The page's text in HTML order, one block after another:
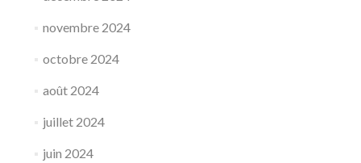
novembre 2024
octobre 2024
août 2024
juillet 2024
juin 2024